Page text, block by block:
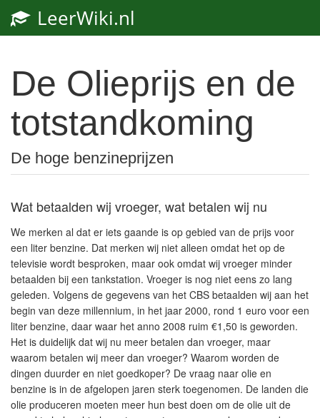
LeerWiki.nl
De Olieprijs en de
totstandkoming
De hoge benzineprijzen
Wat betaalden wij vroeger, wat betalen wij nu
We merken al dat er iets gaande is op gebied van de prijs voor
een liter benzine. Dat merken wij niet alleen omdat het op de
televisie wordt besproken, maar ook omdat wij vroeger minder
betaalden bij een tankstation. Vroeger is nog niet eens zo lang
geleden. Volgens de gegevens van het CBS betaalden wij aan het
begin van deze millennium, in het jaar 2000, rond 1 euro voor een
liter benzine, daar waar het anno 2008 ruim €1,50 is geworden.
Het is duidelijk dat wij nu meer betalen dan vroeger, maar
waarom betalen wij meer dan vroeger? Waarom worden de
dingen duurder en niet goedkoper? De vraag naar olie en
benzine is in de afgelopen jaren sterk toegenomen. De landen die
olie produceren moeten meer hun best doen om de olie uit de